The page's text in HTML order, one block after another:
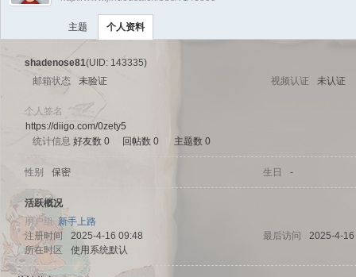
Di ›
主题 个人资料
shadenose81(UID: 143335)
邮箱状态
未验证 视频认证 未认证
个人签名
https://diigo.com/0zety5
统计信息 好友数 0 回帖数 0 主题数 0
性别 保密 生日 -
活跃概况
用户组 新手上路
注册时间
2025-4-16 09:48 最后访问
2025-4-
所在时区
使用系统默认